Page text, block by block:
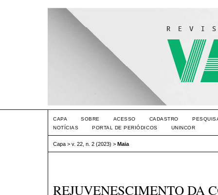
CAPA SOBRE ACESSO CADASTRO
NOTÍCIAS
PORTAL DE PERIÓDICOS UNINCOR
Capa > v. 22, n. 2 (2023) > Maia
REJUVENESCIMENTO DA